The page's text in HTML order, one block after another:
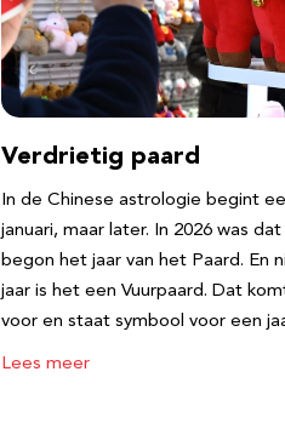
Verdrietig paard
In de Chinese astrologie begint
januari, maar later. In 2026 was
begon het jaar van het Paard. En
jaar is het een Vuurpaard. Dat
voor en staat symbool voor een
Lees meer